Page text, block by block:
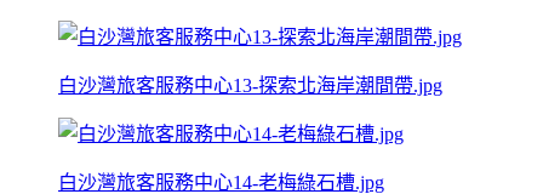
白沙灣旅客服務中心13-探索北海岸潮間帶.jpg
白沙灣旅客服務中心14-老梅綠石槽.jpg